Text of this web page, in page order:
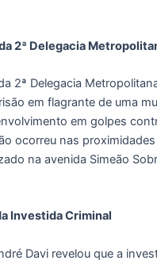
2ª Delegacia
2ª Delegacia
em flagrante de uma
em golpes
ocorreu nas
na avenida Simeão
Investida Criminal
Davi revelou que a